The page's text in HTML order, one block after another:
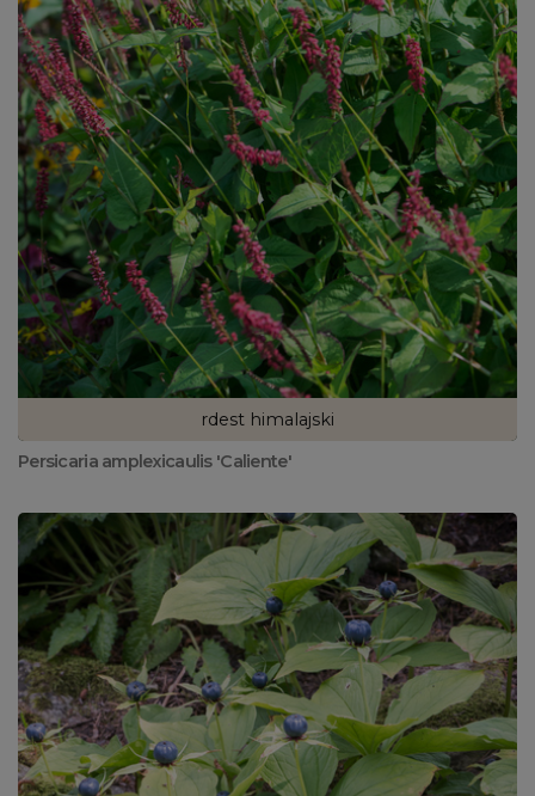
rdest himalajski
Persicaria amplexicaulis 'Caliente'